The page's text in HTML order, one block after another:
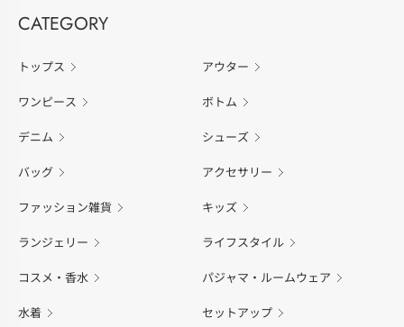
CATEGORY
トップス アウター
ワンピース ボトム
デニム シューズ
バッグ アクセサリー
ファッション雑貨 キッズ
ランジェリー ライフスタイル
コスメ・香水 パジャマ・ルームウェア
水着 セットアップ